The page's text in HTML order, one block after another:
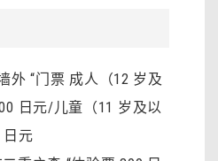
外 “门票 成人（12 岁及
日元/儿童（11 岁及以
日元